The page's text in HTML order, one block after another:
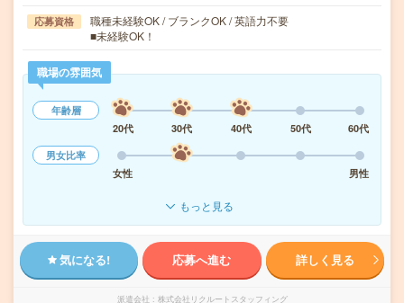
応募資格
職種未経験OK / ブランクOK / 英語力不要
■未経験OK！
職場の雰囲気
年齢層
20代
30代 40代 50代
60代
男女比率
女性
男性
もっと見る
気になる! 応募へ進む 詳しく見る
派遣会社 株式会社リクルートスタッフィング